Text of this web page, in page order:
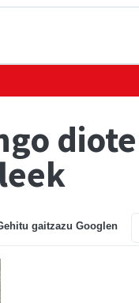
diote
gaitzazu Googlen